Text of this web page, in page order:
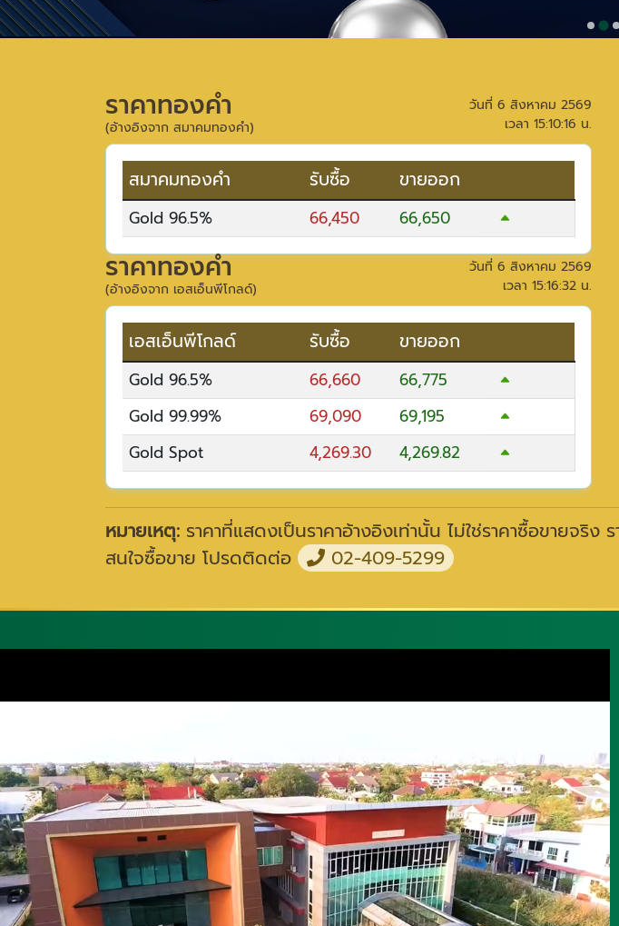
ราคาทองคำ
(อ้างอิงจาก สมาคมทองคำ)
วันที่ 6 สิงหาคม 2569
เวลา 15:10:16 น.
สมาคมทองคำ รับซื้อ ขายออก
Gold 96.5% 66,450 66,650
ราคาทองคำ
(อ้างอิงจาก เอสเอ็นพีโกลด์)
วันที่ 6 สิงหาคม 2569
เวลา 15:16:32 น.
เอสเอ็นพีโกลด์ รับซื้อ ขายออก
Gold 96.5% 66,660
66,775
Gold 99.99%
69,090
69,195
Gold Spot
4,269.30 4,269.82
หมายเหตุ: ราคาที่แสดงเป็นราคาอ้างอิงเท่านั้น ไม่ใช่ราคาซื้อขายจริ
สนใจซื้อขาย โปรดติดต่อ
02-409-5299